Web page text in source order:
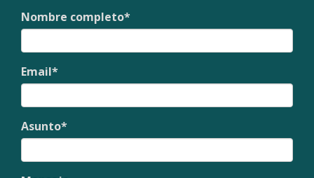
Nombre completo*
Email*
Asunto*